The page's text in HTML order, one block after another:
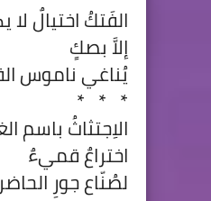
الفَتكُ اختيالٌ لا
إلاَّ بصكٍ
يُناغي ناموس
*
*
*
الاِجتثاثُ باسم
اختراعٌ قميءٌ
لصُنّاع جورِ